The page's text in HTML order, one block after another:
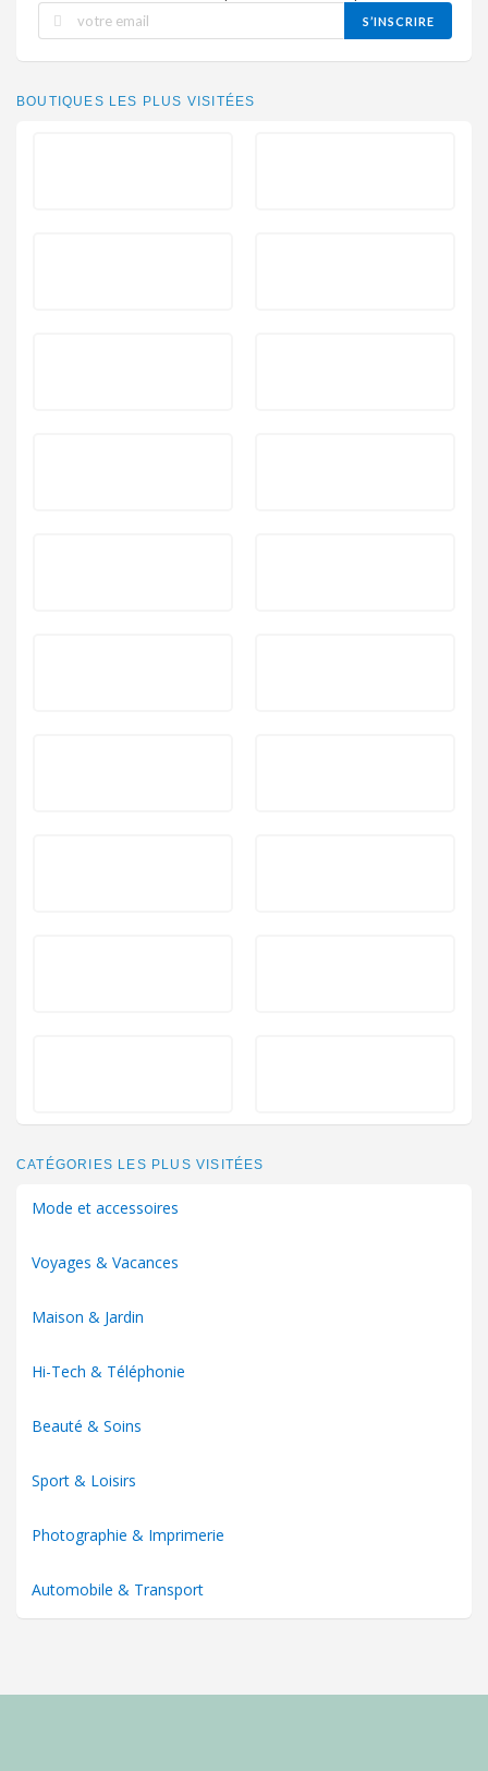
S’INSCRIRE
BOUTIQUES LES PLUS VISITÉES
CATÉGORIES LES PLUS VISITÉES
Mode et accessoires
Voyages & Vacances
Maison & Jardin
Hi-Tech & Téléphonie
Beauté & Soins
Sport & Loisirs
Photographie & Imprimerie
Automobile & Transport